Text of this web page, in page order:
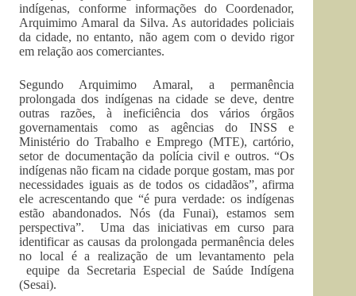
indígenas, conforme informações do Coordenador,
Arquimimo Amaral da Silva. As autoridades policiais
da cidade, no entanto, não agem com o devido rigor
em relação aos comerciantes.
Segundo Arquimimo Amaral, a permanência
prolongada dos indígenas na cidade se deve, dentre
outras razões, à ineficiência dos vários órgãos
governamentais como as agências do INSS e
Ministério do Trabalho e Emprego (MTE), cartório,
setor de documentação da polícia civil e outros. “Os
indígenas não ficam na cidade porque gostam, mas por
necessidades iguais as de todos os cidadãos”, afirma
ele acrescentando que “é pura verdade: os indígenas
estão abandonados. Nós (da Funai), estamos sem
perspectiva”. Uma das iniciativas em curso para
identificar as causas da prolongada permanência deles
no local é a realização de um levantamento pela
equipe da Secretaria Especial de Saúde Indígena
(Sesai).